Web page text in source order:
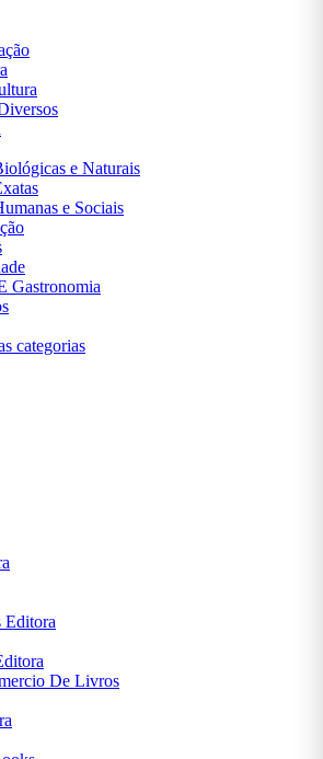
e Naturais
e Sociais
Gastronomia
categorias
Editora
De Livros